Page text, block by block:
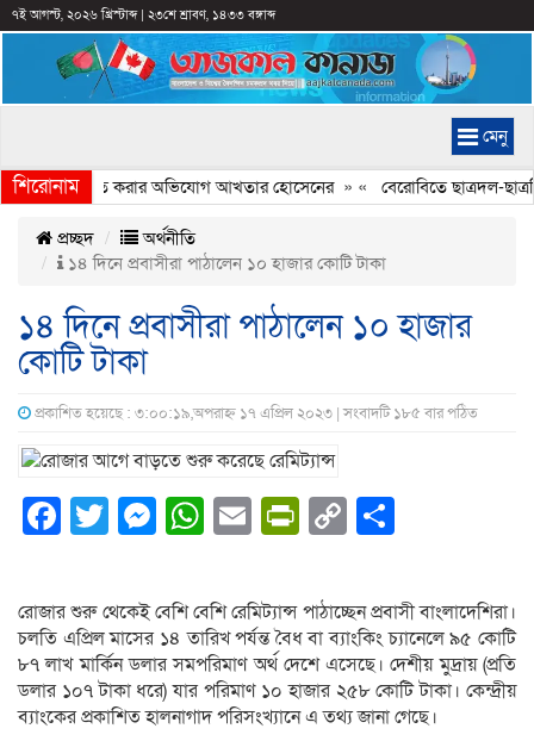
৭ই আগস্ট, ২০২৬ খ্রিস্টাব্দ| ২৩শে শ্রাবণ, ১৪৩৩ বঙ্গাব্দ
মেনু
শিরোনাম
ইতিহাস বিকৃত করার অভিযোগ আখতার হোসেনের» « বেরোবিতে ছাত্রদল-
প্রচ্ছদ
অর্থনীতি
১৪ দিনে প্রবাসীরা পাঠালেন ১০ হাজার কো‌টি টাকা
১৪ দিনে প্রবাসীরা পাঠালেন ১০ হাজার
কো‌টি টাকা
প্রকাশিত হয়েছে : ৩:০০:১৯,অপরাহ্ন ১৭ এপ্রিল ২০২৩ | সংবাদটি ১৮৫ বার পঠিত
Facebook
Twitter
Messenger
WhatsApp
EmailPrintFriendly
Copy
রোজার শুরু থেকেই বে‌শি বে‌শি রেমিট্যান্স পাঠা‌চ্ছেন প্রবাসী বাংলা‌দে‌শিরা।
চলতি এপ্রিল মাসের ১৪ তারিখ পর্যন্ত বৈধ বা ব্যাংকিং চ্যানেলে ৯৫ কোটি
৮৭ লাখ মার্কিন ডলার সমপরিমাণ অর্থ দেশে এসেছে। দেশীয় মুদ্রায় (প্রতি
ডলার ১০৭ টাকা ধ‌রে) যার পরিমাণ ১০ হাজার ২৫৮ কোটি টাকা। কেন্দ্রীয়
ব্যাংকের প্রকাশিত হালনাগাদ পরিসংখ্যানে এ তথ্য জানা গেছে।